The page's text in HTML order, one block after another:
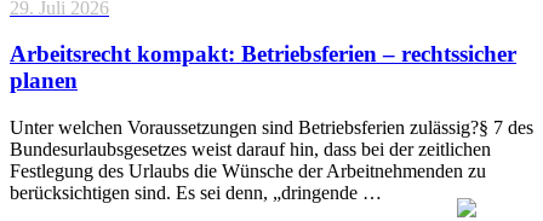
29. Juli 2026
Arbeitsrecht kompakt: Betriebsferien – rechtssicher
planen
Unter welchen Voraussetzungen sind Betriebsferien zulässig?§ 7 des
Bundesurlaubsgesetzes weist darauf hin, dass bei der zeitlichen
Festlegung des Urlaubs die Wünsche der Arbeitnehmenden zu
berücksichtigen sind. Es sei denn, „dringende …